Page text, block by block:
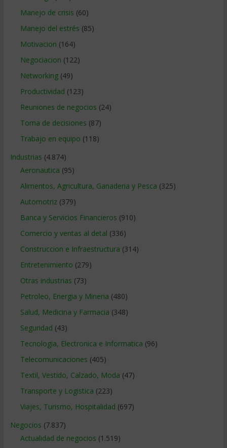
Manejo de crisis (60)
Manejo del estrés (85)
Motivacion (164)
Negociacion (122)
Networking(49)
Productividad (123)
Reuniones de negocios (24)
Toma de decisiones (87)
Trabajo en equipo (118)
Industrias (4.874)
Aeronautica (95)
Alimentos, Agricultura, Ganaderia y Pesca (325)
Automotriz(379)
Banca y Servicios Financieros (910)
Comercio y ventas al detal (336)
Construccion e Infraestructura (314)
Entretenimiento (279)
Otras industrias (73)
Petroleo, Energia y Mineria (480)
Salud, Medicina y Farmacia (348)
Seguridad (43)
Tecnologia, Electronica e Informatica (96)
Telecomunicaciones (405)
Textil, Vestido, Calzado, Moda (47)
Transporte y Logistica (223)
Viajes, Turismo, Hospitalidad (697)
Negocios (7.837)
Actualidad de negocios (1.519)